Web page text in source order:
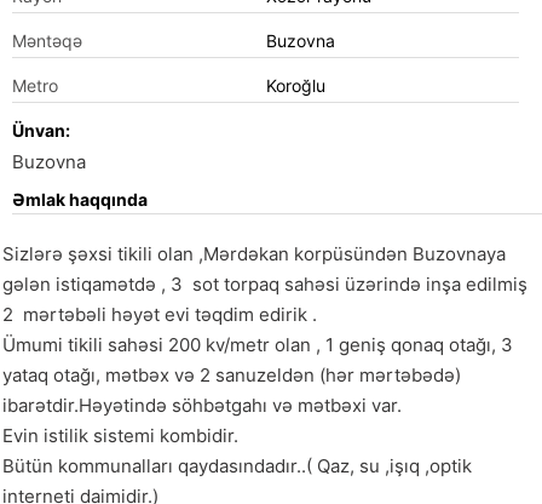
Məntəqə Buzovna
Metro Koroğlu
Ünvan:
Buzovna
Əmlak haqqında
Sizlərə şəxsi tikili olan ,Mərdəkan korpüsündən Buzovnaya
gələn istiqamətdə , 3  sot torpaq sahəsi üzərində inşa edilmiş
2  mərtəbəli həyət evi təqdim edirik .
Ümumi tikili sahəsi 200 kv/metr olan , 1 geniş qonaq otağı, 3
yataq otağı, mətbəx və 2 sanuzeldən (hər mərtəbədə)
ibarətdir.Həyətində söhbətgahı və mətbəxi var.
Evin istilik sistemi kombidir.
Bütün kommunalları qaydasındadır..( Qaz, su ,işıq ,optik
interneti daimidir.)